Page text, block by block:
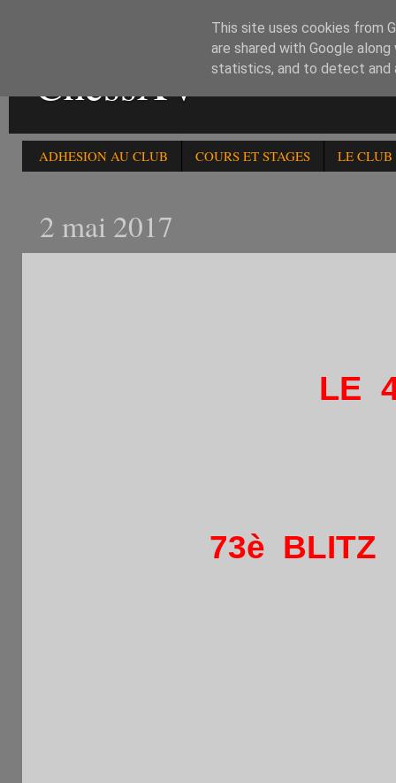
ChessXV
ADHESION AU CLUB COURS ET STAGES LE CLUB
2 mai 2017
LE
73è BLITZ
This site uses cookies from
are shared with Google
statistics, and to detect and